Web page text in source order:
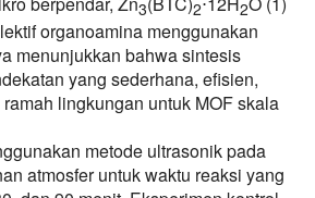
3 2 2
organoamina menggunakan
menunjukkan bahwa sintesis
yang sederhana, efisien,
lingkungan untuk MOF skala
metode ultrasonik pada
atmosfer untuk waktu reaksi yang